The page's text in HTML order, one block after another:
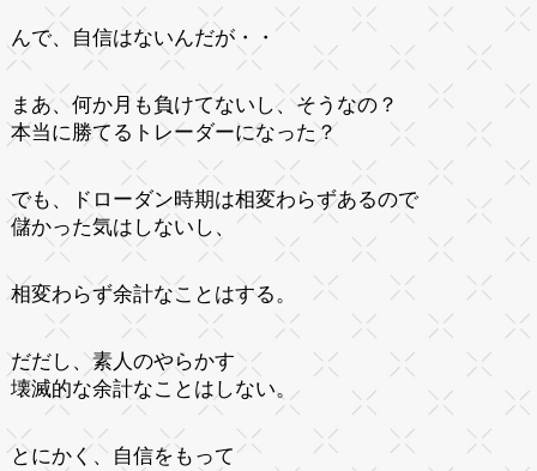
んで、自信はないんだが・・
まあ、何か月も負けてないし、そうなの？
本当に勝てるトレーダーになった？
でも、ドローダン時期は相変わらずあるので
儲かった気はしないし、
相変わらず余計なことはする。
だだし、素人のやらかす
壊滅的な余計なことはしない。
とにかく、自信をもって